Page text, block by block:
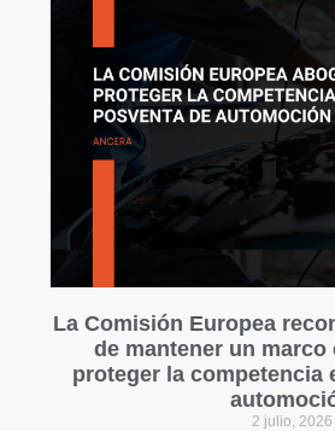
La Comisión Europea
de mantener un
proteger la competencia
2 julio, 2026